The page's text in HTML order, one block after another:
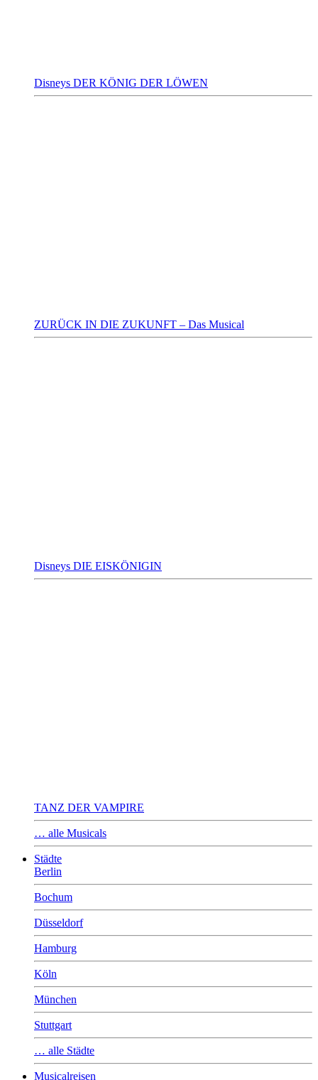
Disneys DER KÖNIG DER LÖWEN
ZURÜCK IN DIE ZUKUNFT – Das Musical
Disneys DIE EISKÖNIGIN
TANZ DER VAMPIRE
… alle Musicals
Städte
Berlin
Bochum
Düsseldorf
Hamburg
Köln
München
Stuttgart
… alle Städte
Musicalreisen